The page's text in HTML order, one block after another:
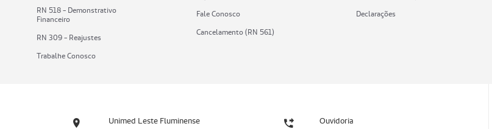
RN 518 - Demonstrativo
Financeiro
RN 309 - Reajustes
Trabalhe Conosco
Fale Conosco
Cancelamento (RN 561)
Declarações
Unimed Leste Fluminense Ouvidoria